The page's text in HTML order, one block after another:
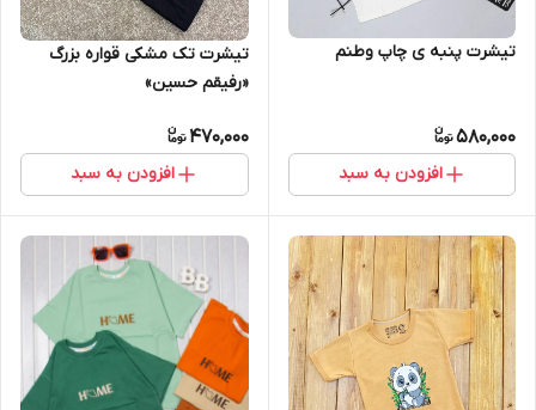
تیشرت پنبه ی چاپ وطنم
580,000
افزودن به سبد
تیشرت تک مشکی قواره بزرگ
«رفیقم حسین»
470,000
افزودن به سبد